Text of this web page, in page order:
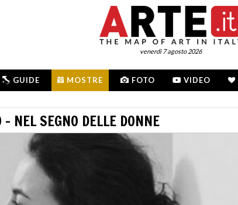
venerdì 7 agosto 2026
GUIDE MOSTRE FOTO VIDEO
NEL SEGNO DELLE DONNE